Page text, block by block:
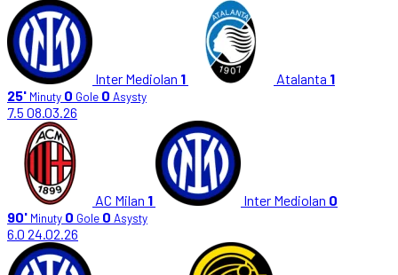
Inter Mediolan 1 Atalanta 1
25' Minuty 0 Gole 0 Asysty
7.5 08.03.26
AC Milan 1 Inter Mediolan 0
90' Minuty 0 Gole 0 Asysty
6.0 24.02.26